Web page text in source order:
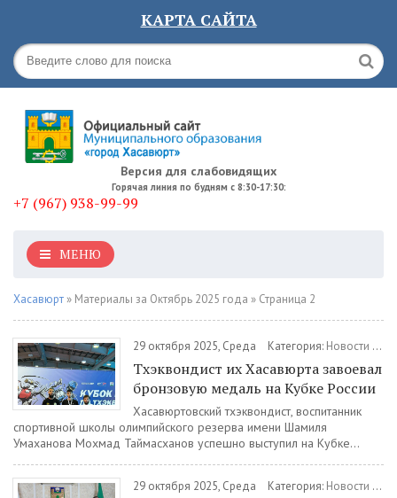
КАРТА САЙТА
Версия для слабовидящих
Горячая линия по будням с 8:30-17:30:
+7 (967) 938-99-99
МЕНЮ
Хасавюрт » Материалы за Октябрь 2025 года » Страница 2
29 октября 2025, Среда Категория: Новости
Тхэквондист их Хасавюрта завоевал
бронзовую медаль на Кубке России
Хасавюртовский тхэквондист, воспитанник
спортивной школы олимпийского резерва имени Шамиля
Умаханова Мохмад Таймасханов успешно выступил на Кубке...
29 октября 2025, Среда Категория: Новости